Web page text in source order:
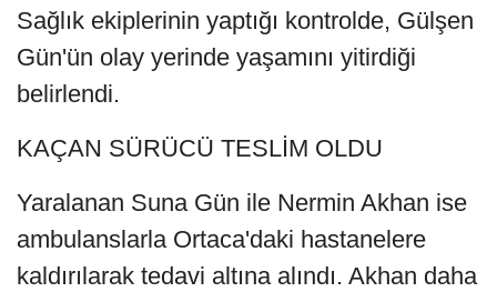
Sağlık ekiplerinin yaptığı kontrolde, Gülşen
Gün'ün olay yerinde yaşamını yitirdiği
belirlendi.
KAÇAN SÜRÜCÜ TESLİM OLDU
Yaralanan Suna Gün ile Nermin Akhan ise
ambulanslarla Ortaca'daki hastanelere
kaldırılarak tedavi altına alındı. Akhan daha